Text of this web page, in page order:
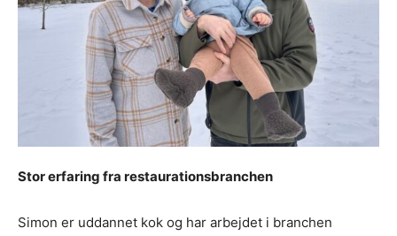
Stor erfaring fra restaurationsbranchen
Simon er uddannet kok og har arbejdet i branchen